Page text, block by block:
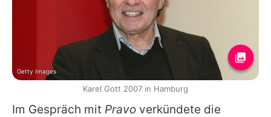
Im Gespräch mit Pravo verkündete die
Getty Images
Karel Gott 2007 in Hamburg